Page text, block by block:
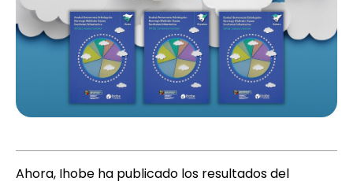
Ahora, Ihobe ha publicado los resultados del